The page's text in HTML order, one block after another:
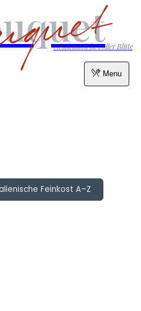
Menu
Geschmack in voller Blüte
Feinkost A–Z